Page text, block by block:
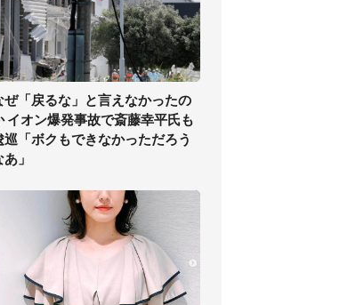
ぜ「戻るな」と言えなかったの
イオン爆発事故で斎藤幸平氏も
巡「ボクもできなかっただろう
」